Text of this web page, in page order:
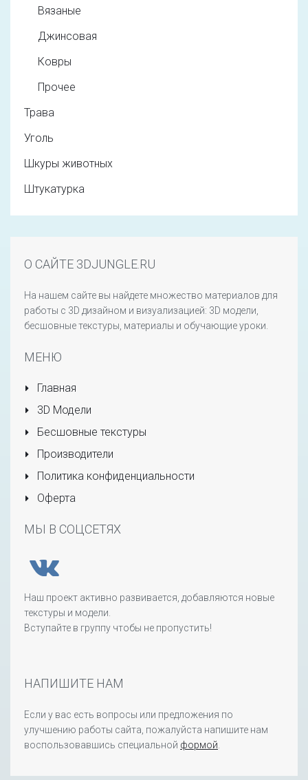
Вязаные
Джинсовая
Ковры
Прочее
Трава
Уголь
Шкуры животных
Штукатурка
О САЙТЕ 3DJUNGLE.RU
На нашем сайте вы найдете множество материалов для
работы с 3D дизайном и визуализацией: 3D модели,
бесшовные текстуры, материалы и обучающие уроки.
МЕНЮ
Главная
3D Модели
Бесшовные текстуры
Производители
Политика конфиденциальности
Оферта
МЫ В СОЦСЕТЯХ
Наш проект активно развивается, добавляются новые
текстуры и модели.
Вступайте в группу чтобы не пропустить!
НАПИШИТЕ НАМ
Если у вас есть вопросы или предложения по
улучшению работы сайта, пожалуйста напишите нам
воспользовавшись специальной формой.